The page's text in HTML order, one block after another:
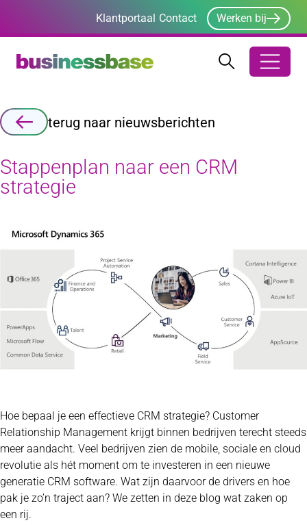
Klantportaal Contact Werken bij
Zoeken Zoeken
terug naar nieuwsberichten
Stappenplan naar een CRM
strategie
Hoe bepaal je een effectieve CRM strategie? Customer
Relationship Management krijgt binnen bedrijven terecht steeds
meer aandacht. Veel bedrijven zien de mobile, sociale en cloud
revolutie als hét moment om te investeren in een nieuwe
generatie CRM software. Wat zijn daarvoor de drivers en hoe
pak je zo’n traject aan? We zetten in deze blog wat zaken op
een rij.